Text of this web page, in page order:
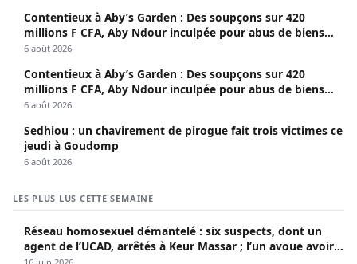
Contentieux à Aby’s Garden : Des soupçons sur 420
millions F CFA, Aby Ndour inculpée pour abus de biens
sociaux
6 août 2026
Contentieux à Aby’s Garden : Des soupçons sur 420
millions F CFA, Aby Ndour inculpée pour abus de biens
sociaux
6 août 2026
Sedhiou : un chavirement de pirogue fait trois victimes ce
jeudi à Goudomp
6 août 2026
LES PLUS LUS CETTE SEMAINE
Réseau homosexuel démantelé : six suspects, dont un
agent de l’UCAD, arrêtés à Keur Massar ; l’un avoue avoir